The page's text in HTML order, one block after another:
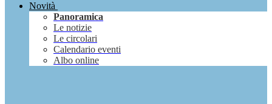
Novità
Panoramica
Le notizie
Le circolari
Calendario eventi
Albo online